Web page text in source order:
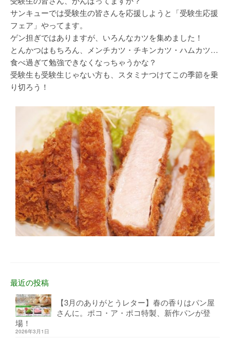
サンキューでは受験生の皆さんを応援しようと「受験生応援
フェア」やってます。
ゲン担ぎではありますが、いろんなカツを集めました！
とんかつはもちろん、メンチカツ・チキンカツ・ハムカツ…
食べ過ぎて勉強できなくなっちゃうかな？
受験生も受験生じゃない方も、スタミナつけてこの季節を乗
り切ろう！
最近の投稿
【3月のありがとうレター】春の香りはパン屋
さんに。ポコ・ア・ポコ特製、新作パンが登
場！
2026年3月1日